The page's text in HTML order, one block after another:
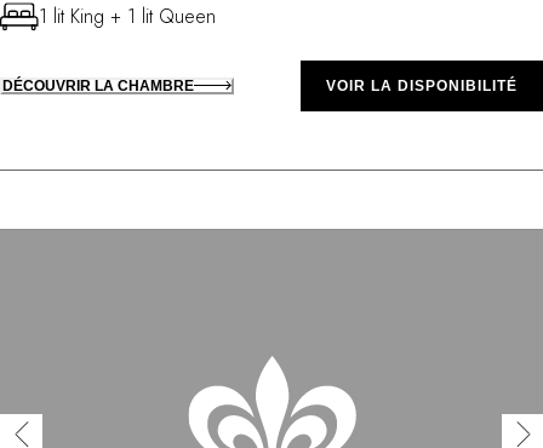
1 lit King + 1 lit Queen
DÉCOUVRIR LA CHAMBRE VOIR LA DISPONIBILITÉ